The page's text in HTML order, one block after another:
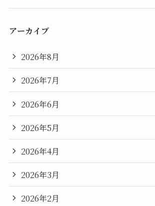
アーカイブ
2026年8月
2026年7月
2026年6月
2026年5月
2026年4月
2026年3月
2026年2月